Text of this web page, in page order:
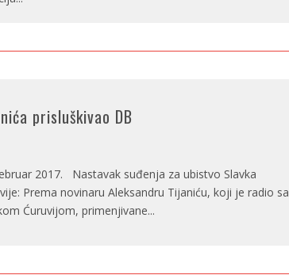
prisluškivao DB
2017. Nastavak suđenja za ubistvo Slavka
Prema novinaru Aleksandru Tijaniću, koji je radio sa
Ćuruvijom, primenjivane...